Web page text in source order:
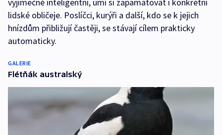
výjimečně inteligentní, umí si zapamatovat i konkrétní
lidské obličeje. Poslíčci, kurýři a další, kdo se k jejich
hnízdům přibližují častěji, se stávají cílem prakticky
automaticky.
GALERIE
Flétňák australský